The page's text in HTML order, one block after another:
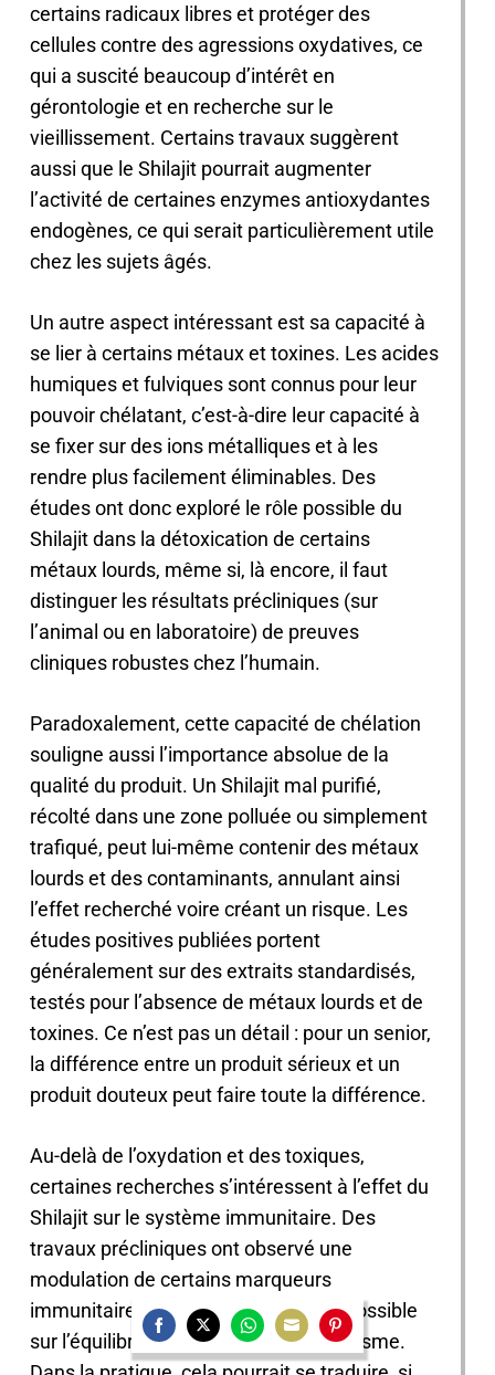
certains radicaux libres et protéger des
cellules contre des agressions oxydatives, ce
qui a suscité beaucoup d’intérêt en
gérontologie et en recherche sur le
vieillissement. Certains travaux suggèrent
aussi que le Shilajit pourrait augmenter
l’activité de certaines enzymes antioxydantes
endogènes, ce qui serait particulièrement utile
chez les sujets âgés.
Un autre aspect intéressant est sa capacité à
se lier à certains métaux et toxines. Les acides
humiques et fulviques sont connus pour leur
pouvoir chélatant, c’est-à-dire leur capacité à
se fixer sur des ions métalliques et à les
rendre plus facilement éliminables. Des
études ont donc exploré le rôle possible du
Shilajit dans la détoxication de certains
métaux lourds, même si, là encore, il faut
distinguer les résultats précliniques (sur
l’animal ou en laboratoire) de preuves
cliniques robustes chez l’humain.
Paradoxalement, cette capacité de chélation
souligne aussi l’importance absolue de la
qualité du produit. Un Shilajit mal purifié,
récolté dans une zone polluée ou simplement
trafiqué, peut lui-même contenir des métaux
lourds et des contaminants, annulant ainsi
l’effet recherché voire créant un risque. Les
études positives publiées portent
généralement sur des extraits standardisés,
testés pour l’absence de métaux lourds et de
toxines. Ce n’est pas un détail : pour un senior,
la différence entre un produit sérieux et un
produit douteux peut faire toute la différence.
Au-delà de l’oxydation et des toxiques,
certaines recherches s’intéressent à l’effet du
Shilajit sur le système immunitaire. Des
travaux précliniques ont observé une
modulation de certains marqueurs
immunitaires, suggérant une action possible
sur l’équilibre des défenses de l’organisme.
ShareShareShareShareShare